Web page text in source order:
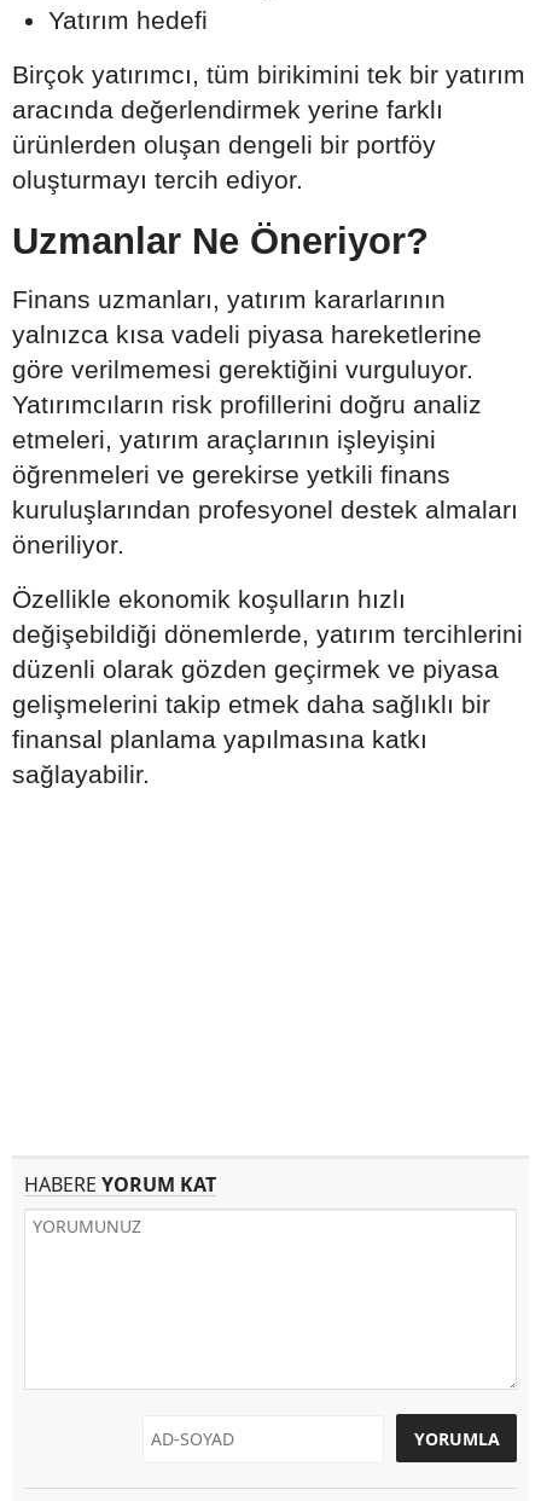
Yatırım hedefi
Birçok yatırımcı, tüm birikimini tek bir yatırım
aracında değerlendirmek yerine farklı
ürünlerden oluşan dengeli bir portföy
oluşturmayı tercih ediyor.
Uzmanlar Ne Öneriyor?
Finans uzmanları, yatırım kararlarının
yalnızca kısa vadeli piyasa hareketlerine
göre verilmemesi gerektiğini vurguluyor.
Yatırımcıların risk profillerini doğru analiz
etmeleri, yatırım araçlarının işleyişini
öğrenmeleri ve gerekirse yetkili finans
kuruluşlarından profesyonel destek almaları
öneriliyor.
Özellikle ekonomik koşulların hızlı
değişebildiği dönemlerde, yatırım tercihlerini
düzenli olarak gözden geçirmek ve piyasa
gelişmelerini takip etmek daha sağlıklı bir
finansal planlama yapılmasına katkı
sağlayabilir.
HABERE YORUM KAT